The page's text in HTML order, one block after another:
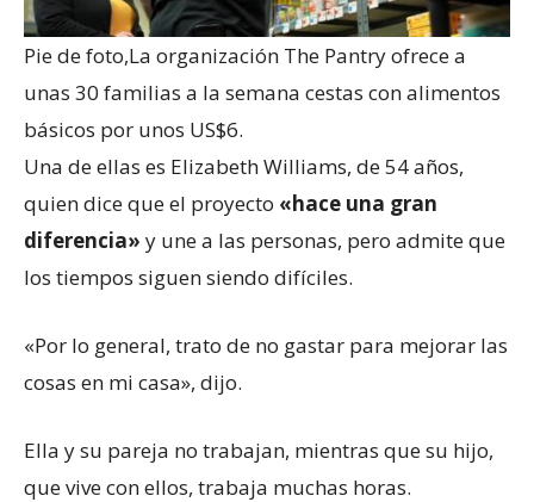
Pie de foto,La organización The Pantry ofrece a
unas 30 familias a la semana cestas con alimentos
básicos por unos US$6.
Una de ellas es Elizabeth Williams, de 54 años,
quien dice que el proyecto «hace una gran
diferencia» y une a las personas, pero admite que
los tiempos siguen siendo difíciles.
«Por lo general, trato de no gastar para mejorar las
cosas en mi casa», dijo.
Ella y su pareja no trabajan, mientras que su hijo,
que vive con ellos, trabaja muchas horas.